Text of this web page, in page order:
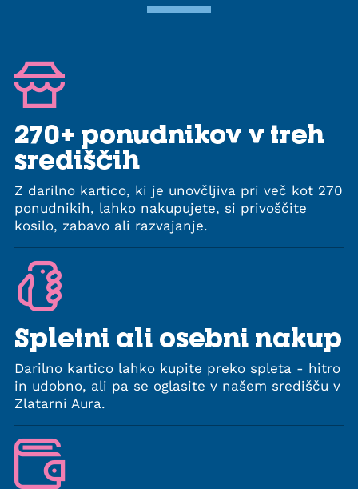
270+ ponudnikov v treh
središčih
Z darilno kartico, ki je unovčljiva pri več kot 270
ponudnikih, lahko nakupujete, si privoščite
kosilo, zabavo ali razvajanje.
Spletni ali osebni nakup
Darilno kartico lahko kupite preko spleta - hitro
in udobno, ali pa se oglasite v našem središču v
Zlatarni Aura.